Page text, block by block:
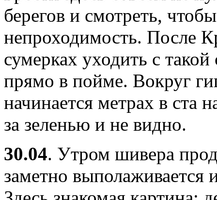
берегов и смотреть,
непроходимость. После
сумерках уходить с
прямо в пойме. Вокруг
начинается метрах в ста
за зеленью и не видно.
30.04. Утром шивера
заметно выполаживается